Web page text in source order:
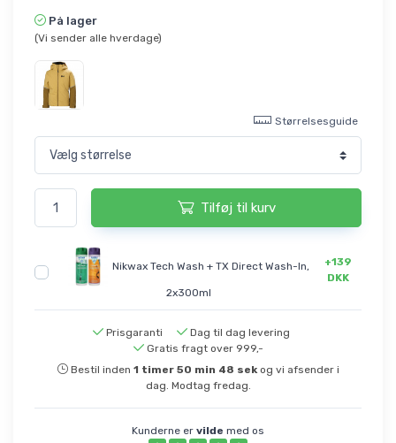
På lager
(Vi sender alle hverdage)
Størrelsesguide
Tilføj til kurv
Nikwax Tech Wash + TX Direct Wash-In,
2x300ml
+139
DKK
Prisgaranti
Dag til dag levering
Gratis fragt over 999,-
Bestil inden 1 timer 50 min 48 sekog vi afsender i
dag. Modtag fredag.
Kunderne er vilde med os